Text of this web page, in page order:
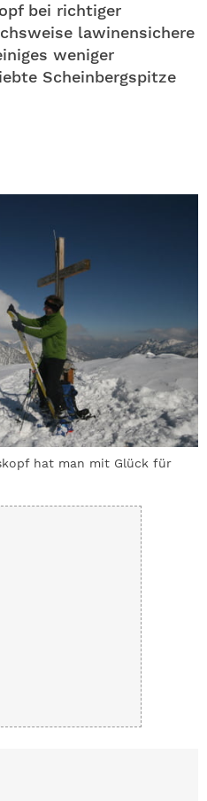
bei richtiger
lawinensichere
weniger
Scheinbergspitze
hat man mit Glück für